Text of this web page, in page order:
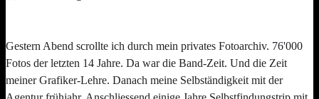
Gestern Abend scrollte ich durch mein privates Fotoarchiv. 76'000
Fotos der letzten 14 Jahre. Da war die Band-Zeit. Und die Zeit
meiner Grafiker-Lehre. Danach meine Selbständigkeit mit der